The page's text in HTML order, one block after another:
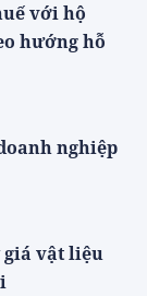
với hộ
hướng hỗ
nghiệp
giá vật liệu